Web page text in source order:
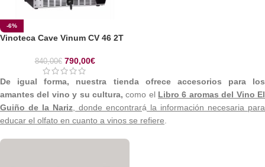
-6%
Vinoteca Cave Vinum CV 46 2T
840,00€ 790,00€
De igual forma, nuestra tienda ofrece accesorios para los
amantes del vino y su cultura, como el Libro 6 aromas del Vino El
Guiño de la Nariz , donde encontrará la información necesaria para
educar el olfato en cuanto a vinos se refiere